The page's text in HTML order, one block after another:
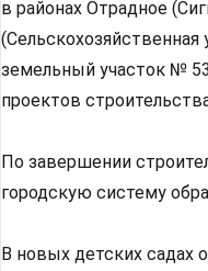
в районах Отрадное
земельный участок №
проектов
По завершении
городскую систему
В новых детских